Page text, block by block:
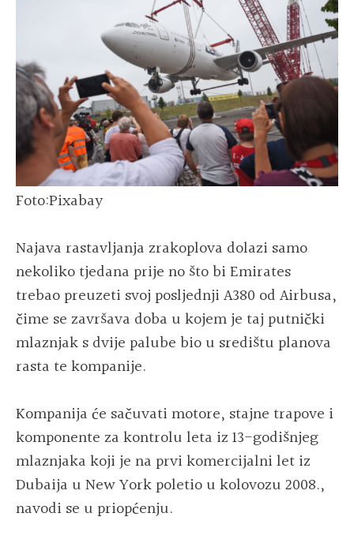
Foto:Pixabay
Najava rastavljanja zrakoplova dolazi samo
nekoliko tjedana prije no što bi Emirates
trebao preuzeti svoj posljednji A380 od Airbusa,
čime se završava doba u kojem je taj putnički
mlaznjak s dvije palube bio u središtu planova
rasta te kompanije.
Kompanija će sačuvati motore, stajne trapove i
komponente za kontrolu leta iz 13-godišnjeg
mlaznjaka koji je na prvi komercijalni let iz
Dubaija u New York poletio u kolovozu 2008.,
navodi se u priopćenju.